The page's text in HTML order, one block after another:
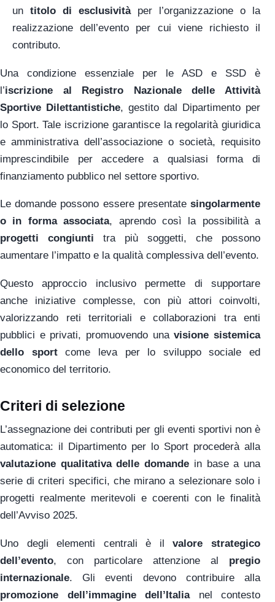
un titolo di esclusivitàper l’organizzazione o la
realizzazione dell’evento per cui viene richiesto il
contributo.
Una condizione essenziale per le ASD e SSD è
l’iscrizione al Registro Nazionale delle Attività
Sportive Dilettantistiche, gestito dal Dipartimento per
lo Sport. Tale iscrizione garantisce la regolarità giuridica
e amministrativa dell’associazione o società, requisito
imprescindibile per accedere a qualsiasi forma di
finanziamento pubblico nel settore sportivo.
Le domande possono essere presentate singolarmente
o in forma associata, aprendo così la possibilità a
progetti congiunti tra più soggetti, che possono
aumentare l’impatto e la qualità complessiva dell’evento.
Questo approccio inclusivo permette di supportare
anche iniziative complesse, con più attori coinvolti,
valorizzando reti territoriali e collaborazioni tra enti
pubblici e privati, promuovendo unavisione sistemica
dello sportcome leva per lo sviluppo sociale ed
economico del territorio.
Criteri di selezione
L’assegnazione dei contributi per gli eventi sportivi non è
automatica: il Dipartimento per lo Sport procederà alla
valutazione qualitativa delle domande in base a una
serie di criteri specifici, che mirano a selezionare solo i
progetti realmente meritevoli e coerenti con le finalità
dell’Avviso 2025.
Uno degli elementi centrali è ilvalore strategico
dell’evento, con particolare attenzione al pregio
internazionale. Gli eventi devono contribuire alla
promozione dell’immagine dell’Italianel contesto